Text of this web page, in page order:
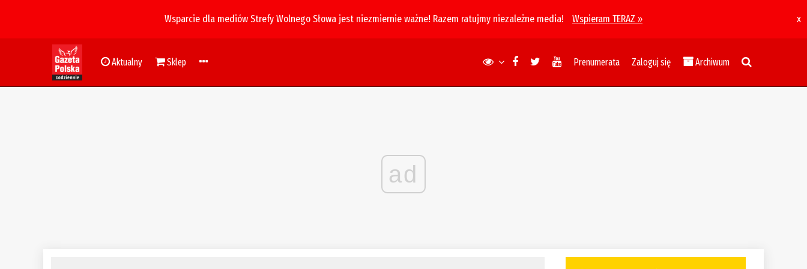
Wsparcie dla mediów Strefy Wolnego Słowa jest niezmiernie ważne! Razem ratujmy niezależne media! Wspieram TERAZ » x
Aktualny Sklep Prenumerata Zaloguj się Archiwum
ad